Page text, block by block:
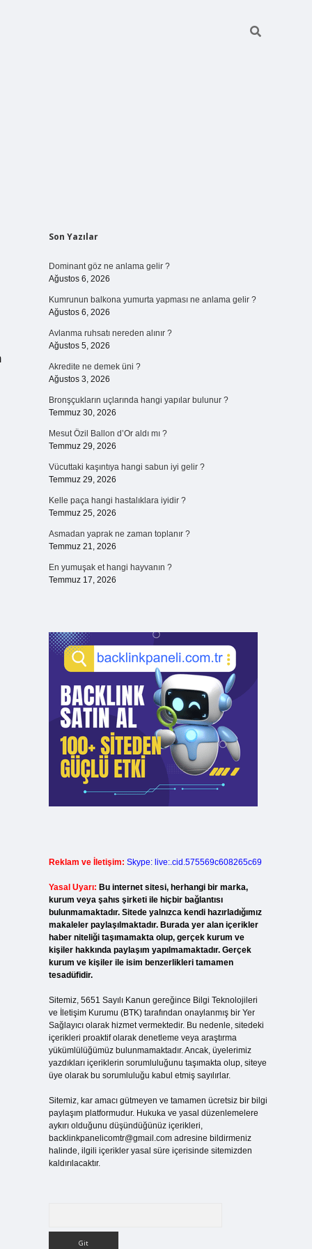
Sidebar
Son Yazılar
Dominant göz ne anlama gelir ?
Ağustos 6, 2026
Kumrunun balkona yumurta yapması ne anlama gelir ?
Ağustos 6, 2026
Avlanma ruhsatı nereden alınır ?
Ağustos 5, 2026
Akredite ne demek üni ?
Ağustos 3, 2026
Bronşçukların uçlarında hangi yapılar bulunur ?
Temmuz 30, 2026
Mesut Özil Ballon d’Or aldı mı ?
Temmuz 29, 2026
Vücuttaki kaşıntıya hangi sabun iyi gelir ?
Temmuz 29, 2026
Kelle paça hangi hastalıklara iyidir ?
Temmuz 25, 2026
Asmadan yaprak ne zaman toplanır ?
Temmuz 21, 2026
En yumuşak et hangi hayvanın ?
Temmuz 17, 2026
Reklam ve İletişim: Skype: live:.cid.575569c608265c69
Yasal Uyarı: Bu internet sitesi, herhangi bir marka,
kurum veya şahıs şirketi ile hiçbir bağlantısı
bulunmamaktadır. Sitede yalnızca kendi hazırladığımız
makaleler paylaşılmaktadır. Burada yer alan içerikler
haber niteliği taşımamakta olup, gerçek kurum ve
kişiler hakkında paylaşım yapılmamaktadır. Gerçek
kurum ve kişiler ile isim benzerlikleri tamamen
tesadüfidir.
Sitemiz, 5651 Sayılı Kanun gereğince Bilgi Teknolojileri
ve İletişim Kurumu (BTK) tarafından onaylanmış bir Yer
Sağlayıcı olarak hizmet vermektedir. Bu nedenle, sitedeki
içerikleri proaktif olarak denetleme veya araştırma
yükümlülüğümüz bulunmamaktadır. Ancak, üyelerimiz
yazdıkları içeriklerin sorumluluğunu taşımakta olup, siteye
üye olarak bu sorumluluğu kabul etmiş sayılırlar.
Sitemiz, kar amacı gütmeyen ve tamamen ücretsiz bir bilgi
paylaşım platformudur. Hukuka ve yasal düzenlemelere
aykırı olduğunu düşündüğünüz içerikleri,
backlinkpanelicomtr@gmail.comadresine bildirmeniz
halinde, ilgili içerikler yasal süre içerisinde sitemizden
kaldırılacaktır.